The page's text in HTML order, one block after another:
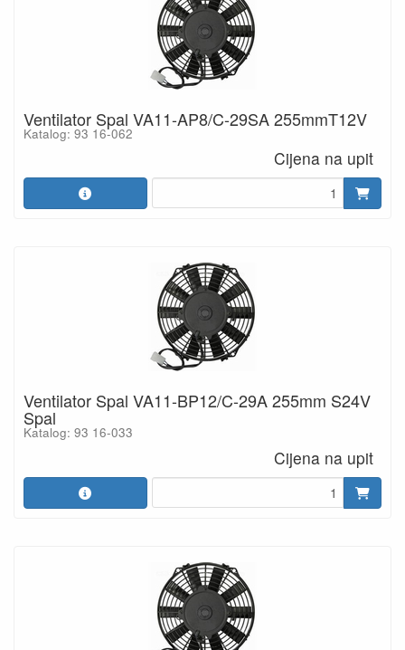
Ventilator Spal VA11-AP8/C-29SA 255mmT12V
Katalog: 93 16-062
Cijena na upit
Ventilator Spal VA11-BP12/C-29A 255mm S24V
Spal
Katalog: 93 16-033
Cijena na upit